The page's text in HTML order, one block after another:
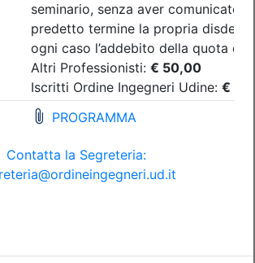
DELLA PRODUZIONE E
2026al 29/10/2026
FAD Streaming
26/06/2026 al 20/10/2026